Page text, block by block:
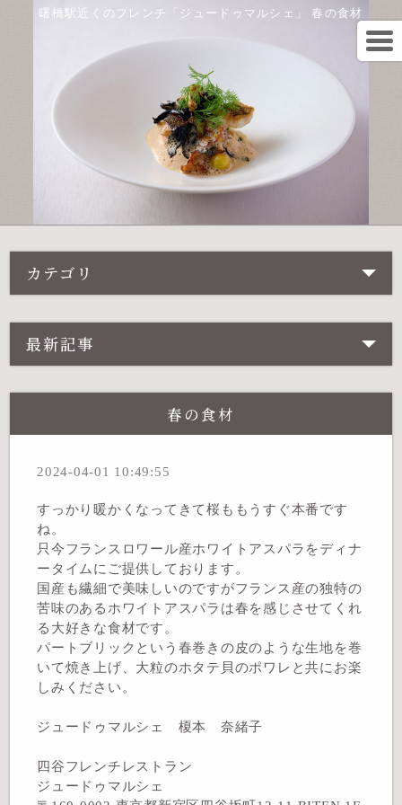
曙橋駅近くのフレンチ「ジュードゥマルシェ」 春の食材
カテゴリ
最新記事
春の食材
2024-04-01 10:49:55
すっかり暖かくなってきて桜ももうすぐ本番です
ね。
只今フランスロワール産ホワイトアスパラをディナ
ータイムにご提供しております。
国産も繊細で美味しいのですがフランス産の独特の
苦味のあるホワイトアスパラは春を感じさせてくれ
る大好きな食材です。
パートブリックという春巻きの皮のような生地を巻
いて焼き上げ、大粒のホタテ貝のポワレと共にお楽
しみください。
ジュードゥマルシェ 榎本 奈緒子
四谷フレンチレストラン
ジュードゥマルシェ